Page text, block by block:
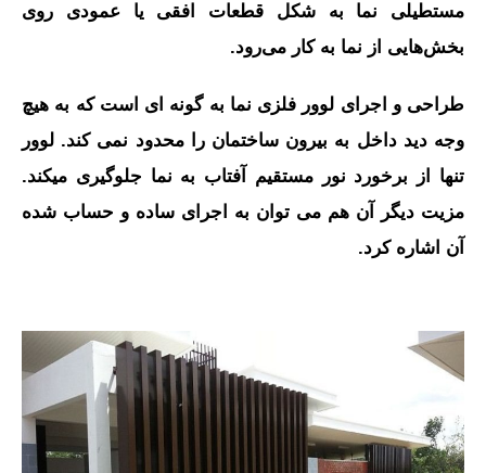
مستطیلی نما به شکل قطعات افقی یا عمودی روی
بخش‌هایی از نما به‌ کار می‌رود.
طراحی و اجرای لوور فلزی نما به گونه ای است که به هیچ
وجه دید داخل به بیرون ساختمان را محدود نمی کند. لوور
تنها از برخورد نور مستقیم آفتاب به نما جلوگیری میکند.
مزیت دیگر آن هم می توان به اجرای ساده و حساب شده
آن اشاره کرد.